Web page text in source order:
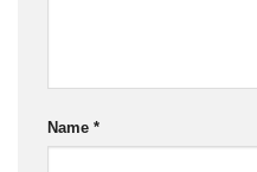
Name *